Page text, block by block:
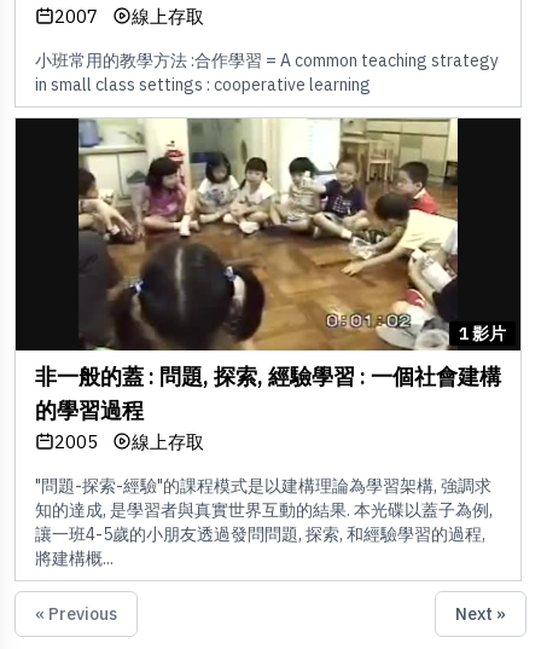
2007 線上存取
小班常用的教學方法 :合作學習 = A common teaching strategy
in small class settings : cooperative learning
1 影片
非一般的蓋 : 問題, 探索, 經驗學習 : 一個社會建構
的學習過程
2005 線上存取
"問題-探索-經驗"的課程模式是以建構理論為學習架構, 強調求
知的達成, 是學習者與真實世界互動的結果. 本光碟以蓋子為例,
讓一班4-5歲的小朋友透過發問問題, 探索, 和經驗學習的過程,
將建構概...
« Previous Next »